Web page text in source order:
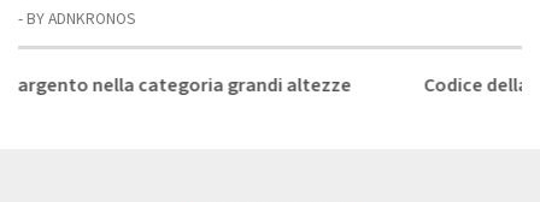
- BY ADNKRONOS
grandi altezze Codice della strada, da